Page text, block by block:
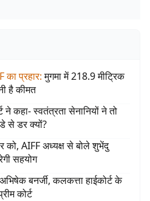
प्रहार: मुगमा में 218.9 मीट्रिक
है कीमत
ने कहा- स्वतंत्रता सेनानियों ने तो
से डर क्यों?
को, AIFF अध्यक्ष से बोले शुभेंदु
सहयोग
बनर्जी, कलकत्ता हाईकोर्ट के
कोर्ट